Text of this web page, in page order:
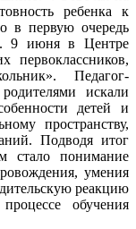
ребенка к
в первую очередь
9 июня в Центре
первоклассников,
Педагог-
искали
детей и
пространству,
Подводя итог
стало понимание
умения
реакцию
обучения